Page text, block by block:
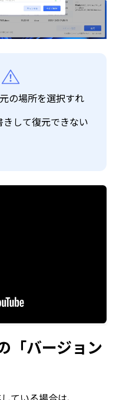
の場所を選択すれ
して復元できない
「バージョン